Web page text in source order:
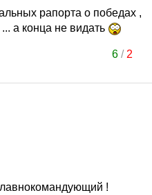
рапорта о победах ,
а конца не видать
6/ 2
!